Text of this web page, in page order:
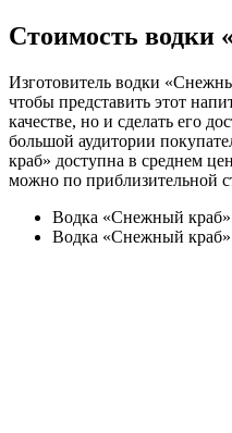
Стоимость водки
Изготовитель водки
чтобы представить этот
качестве, но и сделать его
большой аудитории
краб» доступна в среднем
можно по приблизительной
Водка «Снежный краб»
Водка «Снежный краб»